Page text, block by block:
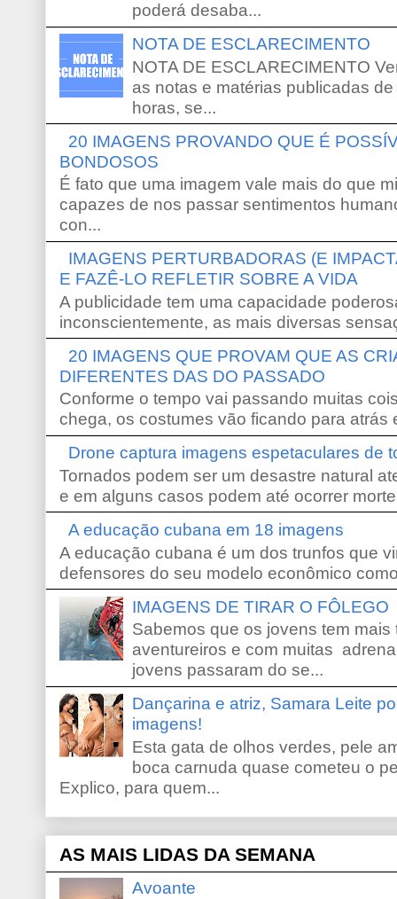
poderá desaba...
NOTA DE ESCLARECIMENTO
NOTA DE ESCLARECIMENTO
as notas e matérias publicadas
horas, se...
20 IMAGENS PROVANDO QUE É
BONDOSOS
É fato que uma imagem vale mais do que
capazes de nos passar sentimentos
con...
IMAGENS PERTURBADORAS (E
E FAZÊ-LO REFLETIR SOBRE A VIDA
A publicidade tem uma capacidade
inconscientemente, as mais diversas
20 IMAGENS QUE PROVAM QUE AS
DIFERENTES DAS DO PASSADO
Conforme o tempo vai passando muitas
chega, os costumes vão ficando para atrás
Drone captura imagens espetaculares de
Tornados podem ser um desastre natural
e em alguns casos podem até ocorrer
A educação cubana em 18 imagens
A educação cubana é um dos trunfos que
defensores do seu modelo econômico
IMAGENS DE TIRAR O FÔLEGO
Sabemos que os jovens tem
aventureiros e com muitas
jovens passaram do se...
Dançarina e atriz, Samara Leite
imagens!
Esta gata de olhos verdes, pele
boca carnuda quase cometeu o
Explico, para quem...
AS MAIS LIDAS DA SEMANA
Avoante